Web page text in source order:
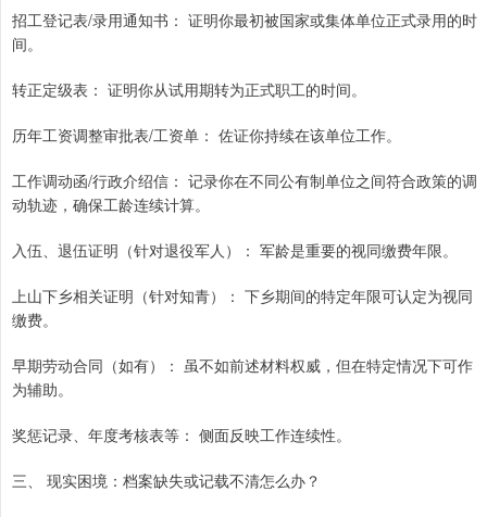
招工登记表/录用通知书： 证明你最初被国家或集体单位正式录用的时
间。
转正定级表： 证明你从试用期转为正式职工的时间。
历年工资调整审批表/工资单： 佐证你持续在该单位工作。
工作调动函/行政介绍信： 记录你在不同公有制单位之间符合政策的调
动轨迹，确保工龄连续计算。
入伍、退伍证明（针对退役军人）： 军龄是重要的视同缴费年限。
上山下乡相关证明（针对知青）： 下乡期间的特定年限可认定为视同
缴费。
早期劳动合同（如有）： 虽不如前述材料权威，但在特定情况下可作
为辅助。
奖惩记录、年度考核表等： 侧面反映工作连续性。
三、 现实困境：档案缺失或记载不清怎么办？